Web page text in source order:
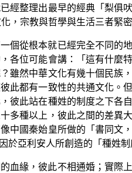
經整理出最早的經典「梨俱
，宗教與哲學與生活三者緊
個從根本就已經完全不同
各位可能會講：「這有什麼
雖然中華文化有幾十個民族
此都有一致性的共通文化。
彼此站在種姓的制度之下各
多種以上，彼此之間的差異
中國秦始皇所做的「書同文
亞利安人所創造的「種姓制
緣，彼此不相通婚；實際